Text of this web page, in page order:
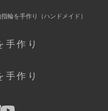
輪を手作り （ハンドメイド）
手作り
手作り